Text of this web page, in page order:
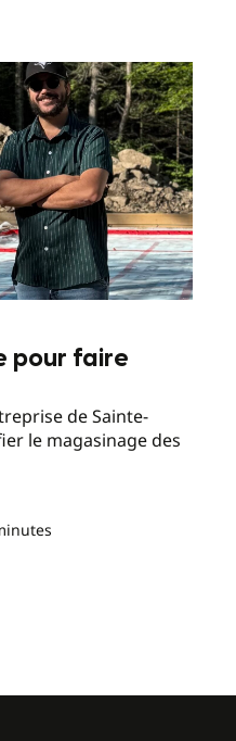
pour faire
de Sainte-
le magasinage des